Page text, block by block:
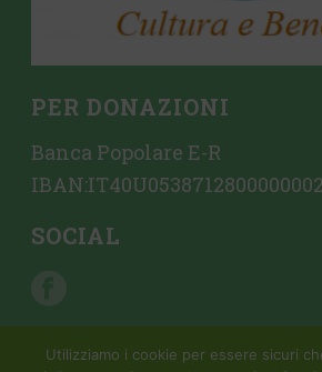
PER DONAZIONI
Banca Popolare E-R
SOCIAL
Utilizziamo i cookie per essere sicuri